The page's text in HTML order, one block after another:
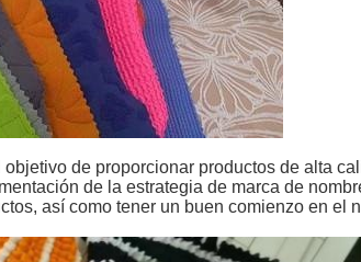
de proporcionar productos de alta
de la estrategia de marca de
así como tener un buen comienzo en el